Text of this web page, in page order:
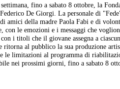
fino a sabato 8 ottobre, la
Federico De Giorgi. La personale di
amici della madre Paola Fabi e di
con le emozioni e i messaggi che
i titoli che il giovane assegna a
ritorna al pubblico la sua produzione
le limitazioni al programma di
nei prossimi giorni, fino a sabato 8